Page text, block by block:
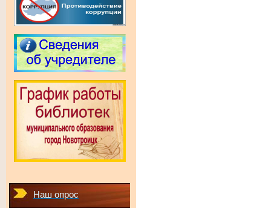
Наш опрос